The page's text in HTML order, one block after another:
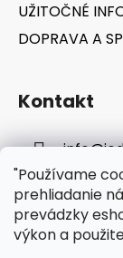
"Používame
prehliadanie
prevádzky
výkon a
UŽITOČNÉ
DOPRAVA A
Kontakt
info@
E-shop: